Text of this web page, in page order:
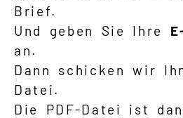
Brief.
Und geben Sie Ihre
an.
Dann schicken wir
Datei.
Die PDF-Datei ist